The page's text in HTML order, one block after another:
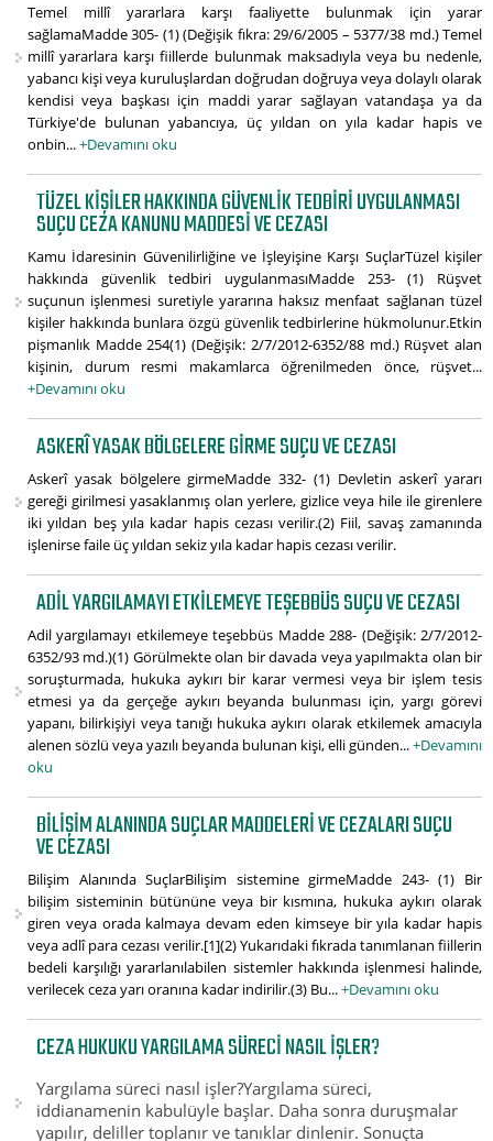
Temel millî yararlara karşı faaliyette bulunmak için yarar
sağlamaMadde 305- (1) (Değişik fıkra: 29/6/2005 – 5377/38 md.) Temel
millî yararlara karşı fiillerde bulunmak maksadıyla veya bu nedenle,
yabancı kişi veya kuruluşlardan doğrudan doğruya veya dolaylı olarak
kendisi veya başkası için maddi yarar sağlayan vatandaşa ya da
Türkiye'de bulunan yabancıya, üç yıldan on yıla kadar hapis ve
onbin...+Devamını oku
TÜZEL KIŞILER HAKKINDA GÜVENLIK TEDBIRI UYGULANMASI
SUÇU CEZA KANUNU MADDESI VE CEZASI
Kamu İdaresinin Güvenilirliğine ve İşleyişine Karşı SuçlarTüzel kişiler
hakkında güvenlik tedbiri uygulanmasıMadde 253- (1) Rüşvet
suçunun işlenmesi suretiyle yararına haksız menfaat sağlanan tüzel
kişiler hakkında bunlara özgü güvenlik tedbirlerine hükmolunur.Etkin
pişmanlık Madde 254(1) (Değişik: 2/7/2012-6352/88 md.) Rüşvet alan
kişinin, durum resmi makamlarca öğrenilmeden önce, rüşvet...
+Devamını oku
ASKERÎ YASAK BÖLGELERE GIRME SUÇU VE CEZASI
Askerî yasak bölgelere girmeMadde 332- (1) Devletin askerî yararı
gereği girilmesi yasaklanmış olan yerlere, gizlice veya hile ile girenlere
iki yıldan beş yıla kadar hapis cezası verilir.(2) Fiil, savaş zamanında
işlenirse faile üç yıldan sekiz yıla kadar hapis cezası verilir.
ADIL YARGILAMAYI ETKILEMEYE TEŞEBBÜS SUÇU VE CEZASI
Adil yargılamayı etkilemeye teşebbüs Madde 288- (Değişik: 2/7/2012-
6352/93 md.)(1) Görülmekte olan bir davada veya yapılmakta olan bir
soruşturmada, hukuka aykırı bir karar vermesi veya bir işlem tesis
etmesi ya da gerçeğe aykırı beyanda bulunması için, yargı görevi
yapanı, bilirkişiyi veya tanığı hukuka aykırı olarak etkilemek amacıyla
alenen sözlü veya yazılı beyanda bulunan kişi, elli günden...+Devamını
oku
BILIŞIM ALANINDA SUÇLAR MADDELERI VE CEZALARI SUÇU
VE CEZASI
Bilişim Alanında SuçlarBilişim sistemine girmeMadde 243- (1) Bir
bilişim sisteminin bütününe veya bir kısmına, hukuka aykırı olarak
giren veya orada kalmaya devam eden kimseye bir yıla kadar hapis
veya adlî para cezası verilir.[1](2) Yukarıdaki fıkrada tanımlanan fiillerin
bedeli karşılığı yararlanılabilen sistemler hakkında işlenmesi halinde,
verilecek ceza yarı oranına kadar indirilir.(3) Bu...+Devamını oku
CEZA HUKUKU YARGILAMA SÜRECI NASIL IŞLER?
Yargılama süreci nasıl işler?Yargılama süreci,
iddianamenin kabulüyle başlar. Daha sonra duruşmalar
yapılır, deliller toplanır ve tanıklar dinlenir. Sonuçta